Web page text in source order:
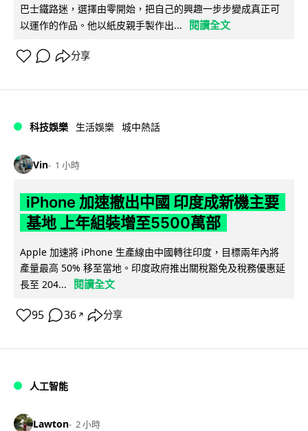
巴士鐵路迷，選擇由零開始，把自己的興趣一步步變成真正可
以運作的作品。他以紙皮親手製作出...
閱讀全文
分享
科技娛樂 生活娛樂 城中熱話
Vin 1 小時
iPhone 加速撤出中國 印度成新機主要
基地 上年組裝增至5500萬部
Apple 加速將 iPhone 生產線由中國轉往印度，目標兩年內將
產量最高 50% 移至當地。印度政府推出關稅豁免及稅務優惠延
長至 204...
閱讀全文
95 36 ↗ 分享
人工智能
Lawton 2 小時